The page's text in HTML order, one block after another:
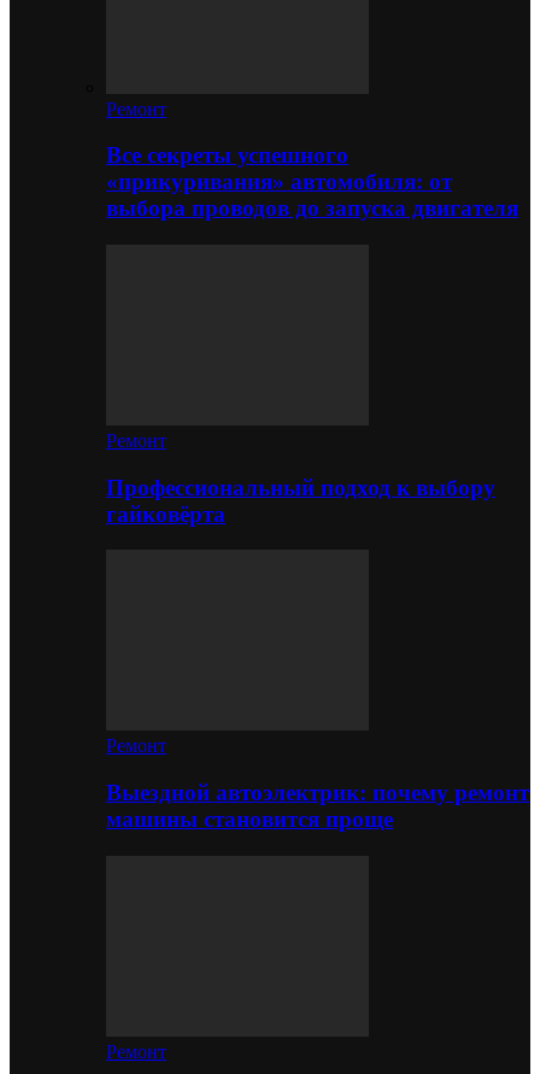
Ремонт
Все секреты успешного
«прикуривания» автомобиля: от
выбора проводов до запуска двигателя
Ремонт
Профессиональный подход к выбору
гайковёрта
Ремонт
Выездной автоэлектрик: почему ремонт
машины становится проще
Ремонт